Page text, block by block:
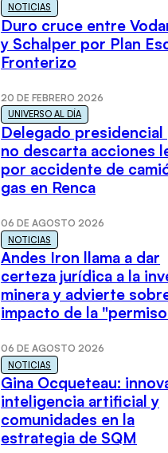
NOTICIAS
Duro cruce entre
y Schalper por Plan
Fronterizo
20 DE FEBRERO 2026
UNIVERSO AL DÍA
Delegado presidencial
no descarta acciones
por accidente de
gas en Renca
06 DE AGOSTO 2026
NOTICIAS
Andes Iron llama a dar
certeza jurídica a la
minera y advierte
impacto de la
06 DE AGOSTO 2026
NOTICIAS
Gina Ocqueteau:
inteligencia artificial y
comunidades en la
estrategia de SQM